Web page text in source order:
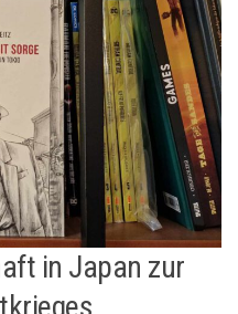
in Japan zur